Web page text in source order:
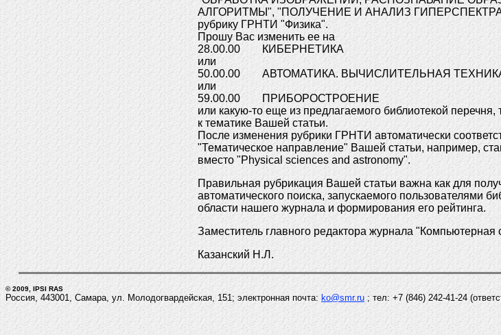
АЛГОРИТМЫ", "ПОЛУЧЕНИЕ И АНАЛИЗ
рубрику ГРНТИ "Физика".
Прошу Вас изменить ее на
28.00.00 КИБЕРНЕТИКА
или
50.00.00 АВТОМАТИКА. ВЫЧИСЛИТЕЛЬНАЯ
или
59.00.00 ПРИБОРОСТРОЕНИЕ
или какую-то еще из предлагаемого библиотекой перечня,
к тематике Вашей статьи.
После изменения рубрики ГРНТИ автоматически
"Тематическое направление" Вашей статьи, например,
вместо "Physical sciences and astronomy".
Правильная рубрикация Вашей статьи важна как для
автоматического поиска, запускаемого пользователями
области нашего журнала и формирования его рейтинга.
Заместитель главного редактора журнала "Компьютерная
Казанский Н.Л.
© 2009, IPSI RAS
Россия, 443001, Самара, ул. Молодогвардейская, 151; электронная почта: ko@smr.ru ; тел: +7 (846) 242-41-24